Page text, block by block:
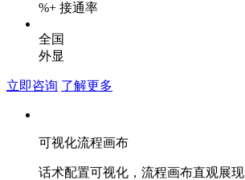
%+ 接通率
全国
外显
立即咨询 了解更多
可视化流程画布
话术配置可视化，流程画布直观展现